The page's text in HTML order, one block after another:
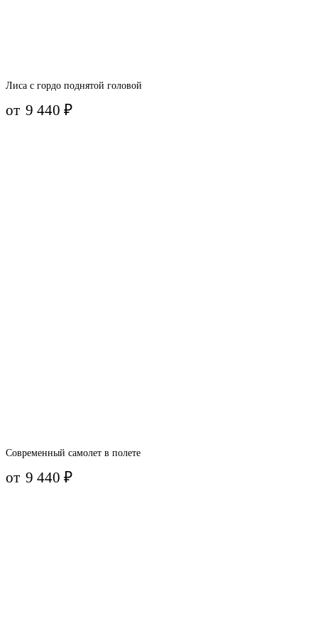
Лиса с гордо поднятой головой
от 9 440₽
Современный самолет в полете
от 9 440₽